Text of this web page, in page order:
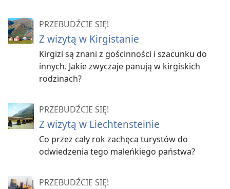
PRZEBUDŹCIE SIĘ!
Z wizytą w Kirgistanie
Kirgizi są znani z gościnności i szacunku do
innych. Jakie zwyczaje panują w kirgiskich
rodzinach?
PRZEBUDŹCIE SIĘ!
Z wizytą w Liechtensteinie
Co przez cały rok zachęca turystów do
odwiedzenia tego maleńkiego państwa?
PRZEBUDŹCIE SIĘ!